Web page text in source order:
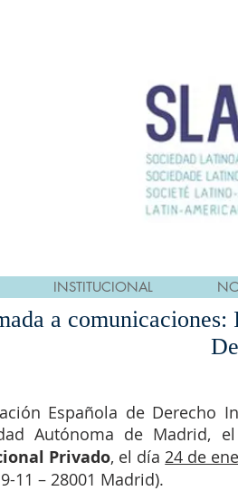
INSTITUCIONAL
a
Española de Derecho
Autónoma de Madrid, el
Privado, el día24 de
11 – 28001 Madrid).